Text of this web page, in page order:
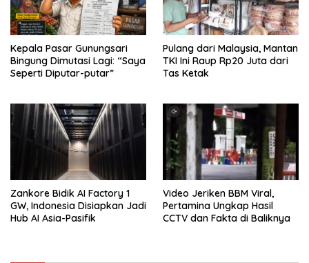
Kepala Pasar Gunungsari
Bingung Dimutasi Lagi: “Saya
Seperti Diputar-putar”
Pulang dari Malaysia, Mantan
TKI Ini Raup Rp20 Juta dari
Tas Ketak
Zankore Bidik AI Factory 1
GW, Indonesia Disiapkan Jadi
Hub AI Asia-Pasifik
Video Jeriken BBM Viral,
Pertamina Ungkap Hasil
CCTV dan Fakta di Baliknya